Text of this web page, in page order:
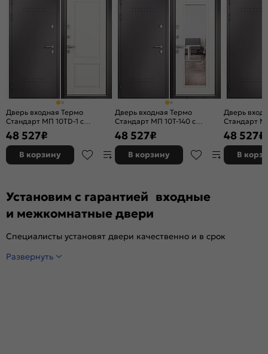
характеристикам (1) и прочности (М5).
Сертификат POCC RU.SSK1.H00960/21.
Дверь входная Термо
Стандарт МП 10TD-1 с
терморазрывом Шоколад
букле/Белый ларче, 2 замка, с
ночной задвижкой
48 527₽
В корзину
Дверь входная Термо
Стандарт МП 10T-140 с
терморазрывом Шоколад
букле/Белый ларче, 2 замка, с
ночной задвижкой
48 527₽
В корзину
Дверь
Стандарт
букле/
ночной
48 527₽
В
Установим с гарантией входные
и межкомнатные двери
Специалисты установят двери качественно и в срок
Развернуть